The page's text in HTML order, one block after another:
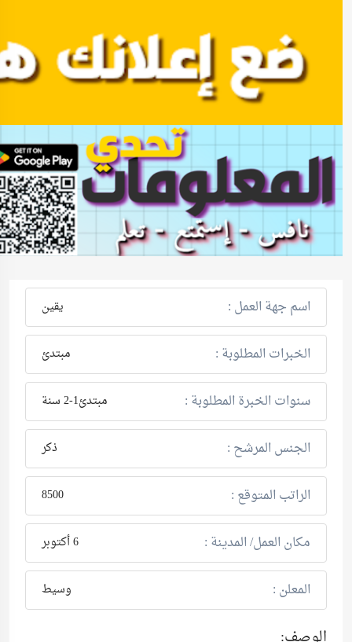
اسم جهة العمل : يقين
الخبرات المطلوبة : مبتدئ
سنوات الخبرة المطلوبة : مبتدئ1-2 سنة
الجنس المرشح : ذكر
الراتب المتوقع : 8500
مكان العمل/ المدينة : 6 أكتوبر
المعلن : وسيط